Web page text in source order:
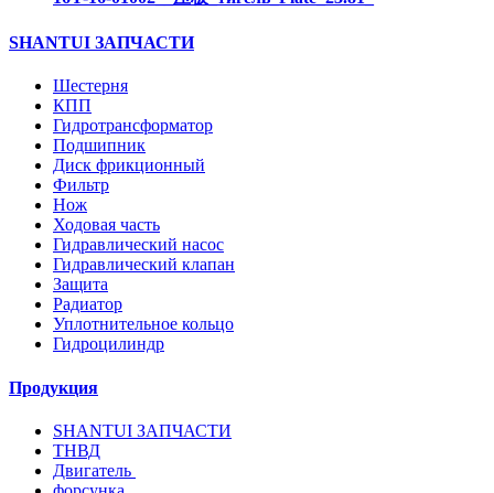
SHANTUI ЗАПЧАСТИ
Шестерня
КПП
Гидротрансформатор
Подшипник
Диск фрикционный
Фильтр
Нож
Ходовая часть
Гидравлический насос
Гидравлический клапан
Защита
Радиатор
Уплотнительное кольцо
Гидроцилиндр
Продукция
SHANTUI ЗАПЧАСТИ
ТНВД
Двигатель